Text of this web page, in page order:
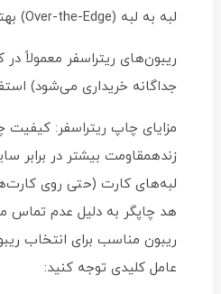
لبه به لبه (Over-the-Edge) بهتری را فراهم می‌کند.
ریبون‌های ریتراسفر معمولاً در
جداگانه خریداری می‌شود)
مزایای چاپ ریتراسفر: کیفیت
زندهمقاومت بیشتر در برابر
لبه‌های کارت (حتی روی
هد چاپگر به دلیل عدم تماس
ریبون مناسب برای انتخاب ریبون
عامل کلیدی توجه کنید: